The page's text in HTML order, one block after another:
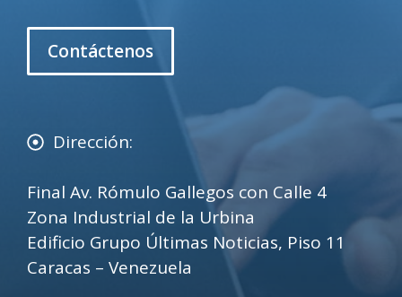
Contáctenos
Dirección:
Final Av. Rómulo Gallegos con Calle 4
Zona Industrial de la Urbina
Edificio Grupo Últimas Noticias, Piso 11
Caracas – Venezuela